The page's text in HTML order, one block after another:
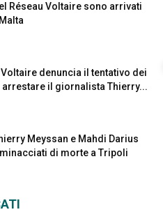
Réseau Voltaire sono arrivati
Voltaire denuncia il tentativo dei
il giornalista Thierry...
Meyssan e Mahdi Darius
di morte a Tripoli